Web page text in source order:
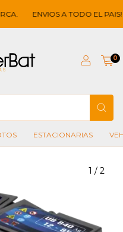
ENVIOS A TODO EL PAIS!
0
ESTACIONARIAS
1 / 2